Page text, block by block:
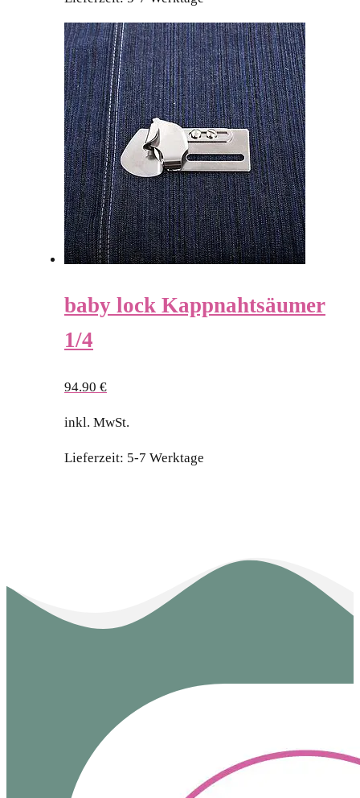
baby lock Kappnahtsäumer
1/4
94.90 €
inkl. MwSt.
Lieferzeit: 5-7 Werktage